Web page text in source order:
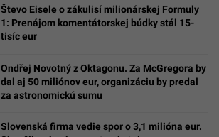
Števo Eisele o zákulisí milionárskej Formuly
1: Prenájom komentátorskej búdky stál 15-
tisíc eur
Ondřej Novotný z Oktagonu. Za McGregora by
dal aj 50 miliónov eur, organizáciu by predal
za astronomickú sumu
Slovenská firma vedie spor o 3,1 milióna eur.